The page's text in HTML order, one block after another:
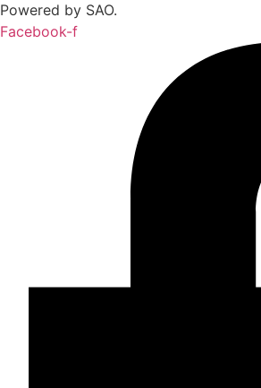
Powered by SAO.
Facebook-f